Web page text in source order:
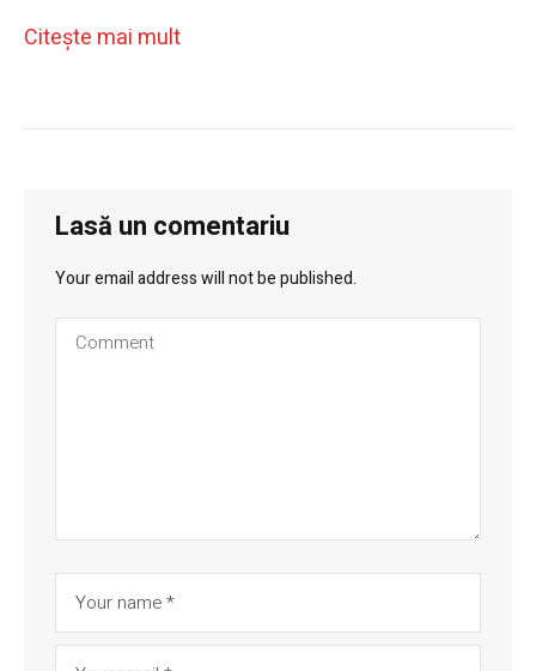
Citeşte mai mult
Lasă un comentariu
Your email address will not be published.